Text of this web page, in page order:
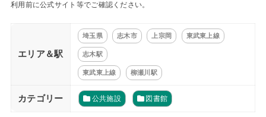
利用前に公式サイト等でご確認ください。
エリア＆駅
埼玉県 志木市 上宗岡 東武東上線
志木駅
東武東上線 柳瀬川駅
カテゴリー 公共施設 図書館